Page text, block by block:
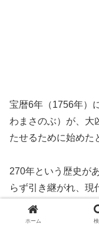
宝暦6年（1756年）
わまさのぶ）が、大
たせるために始めた
270年という歴史が
らず引き継がれ、現
山車の魅力や、地
ホーム